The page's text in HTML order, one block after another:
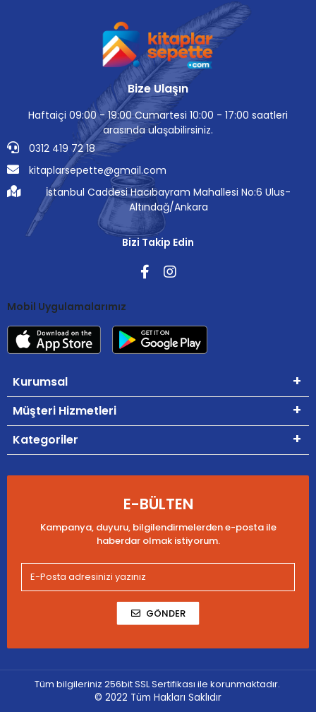
Bize Ulaşın
Haftaiçi 09:00 - 19:00 Cumartesi 10:00 - 17:00 saatleri
arasında ulaşabilirsiniz.
0312 419 72 18
kitaplarsepette@gmail.com
İstanbul Caddesi Hacıbayram Mahallesi No:6 Ulus-
Altındağ/Ankara
Bizi Takip Edin
Mobil Uygulamalarımız
Kurumsal
Müşteri Hizmetleri
Kategoriler
E-BÜLTEN
Kampanya, duyuru, bilgilendirmelerden e-posta ile
haberdar olmak istiyorum.
GÖNDER
Tüm bilgileriniz 256bit SSL Sertifikası ile korunmaktadır.
© 2022 Tüm Hakları Saklıdır